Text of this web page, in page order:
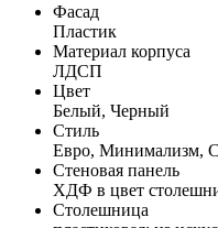
Фасад
Пластик
Материал корпуса
ЛДСП
Цвет
Белый, Черный
Стиль
Евро, Минимализм,
Стеновая панель
ХДФ в цвет
Столешница